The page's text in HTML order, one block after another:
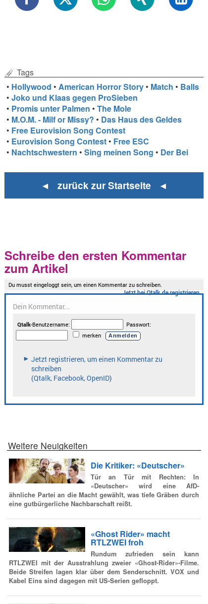
Tags
• Hollywood •American Horror Story • Match • Balls
•Joko und Klaas gegen ProSieben
• Promis unter Palmen •The Mole
• M.O.M. - Milf or Missy? • Das Haus des Geldes
• Free Eurovision Song Contest
• Eurovision Song Contest • Free ESC
• Nachtschwestern •Sing meinen Song • Der Bei
◄ zurück zur Startseite ◄
Schreibe den ersten Kommentar
zum Artikel
Weitere Neuigkeiten
Die Kritiker: «Deutscher»
Tür an Tür mit Rechten: In
«Deutscher» wird eine AfD-
ähnliche Partei an die Macht gewählt, was tiefe Gräben durch
eine gutbürgerliche Nachbarschaft reißt.
«Ghost Rider» macht
RTLZWEI froh
Rundum zufrieden sein kann
RTLZWEI mit der Ausstrahlung zweier «Ghost-Rider»-Filme.
Beide Streifen lagen klar über dem Senderschnitt. VOX und
Kabel Eins sind dagegen mit US-Serien gefloppt.